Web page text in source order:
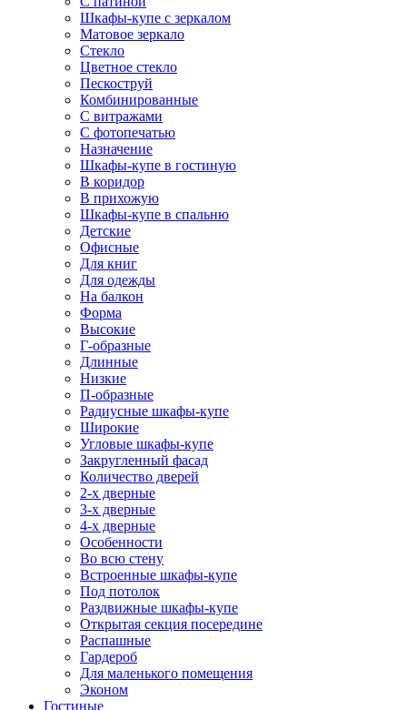
Шкафы-купе с зеркалом
Матовое зеркало
Стекло
Цветное стекло
Пескоструй
Комбинированные
С витражами
С фотопечатью
Назначение
Шкафы-купе в гостиную
В коридор
В прихожую
Шкафы-купе в спальню
Детские
Офисные
Для книг
Для одежды
На балкон
Форма
Высокие
Г-образные
Длинные
Низкие
П-образные
Радиусные шкафы-купе
Широкие
Угловые шкафы-купе
Закругленный фасад
Количество дверей
2-х дверные
3-х дверные
4-х дверные
Особенности
Во всю стену
Встроенные шкафы-купе
Под потолок
Раздвижные шкафы-купе
Открытая секция посередине
Распашные
Гардероб
Для маленького помещения
Эконом
Гостиные